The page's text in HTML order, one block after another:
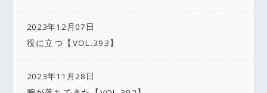
2023年12月07日
役に立つ【VOL.393】
2023年11月28日